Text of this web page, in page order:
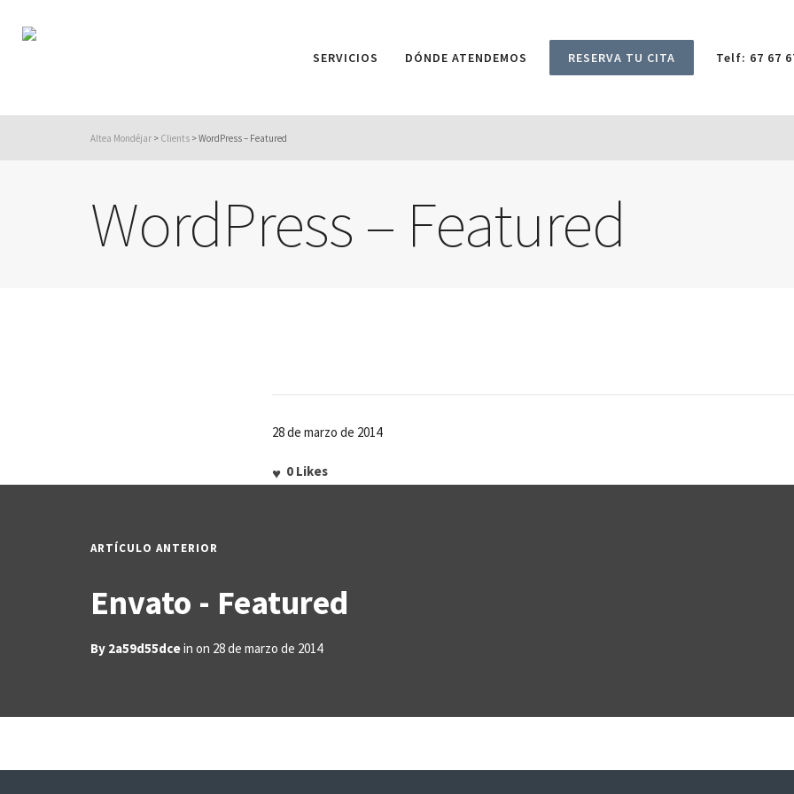
SERVICIOS DÓNDE ATENDEMOS RESERVA TU CITA Telf: 67 67
Altea Mondéjar > Clients >WordPress – Featured
WordPress – Featured
28 de marzo de 2014
0 Likes
ARTÍCULO ANTERIOR
Envato - Featured
By 2a59d55dcein on 28 de marzo de 2014